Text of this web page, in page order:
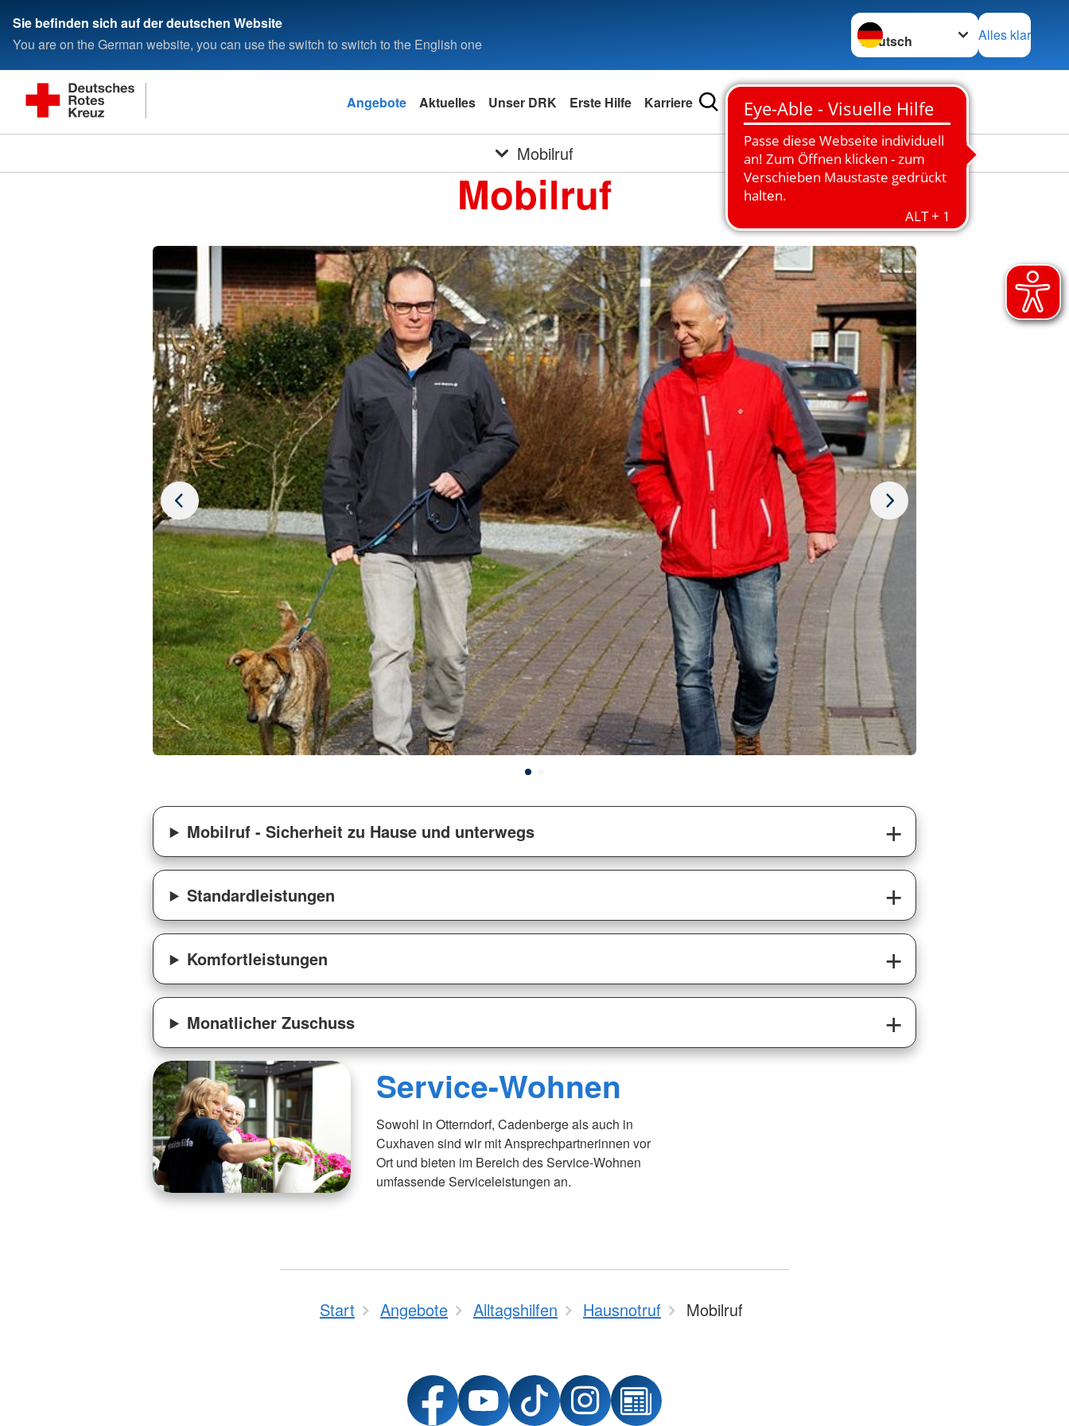
Sie befinden sich auf der deutschen Website
You are on the German website, you can use the switch to switch to the English one
Sprache wechseln zu
Alles klar
Angebote Aktuelles Unser DRK Erste Hilfe Karriere
Mobilruf
Mobilruf
Mobilruf - Sicherheit zu Hause und unterwegs
Standardleistungen
Komfortleistungen
Monatlicher Zuschuss
Service-Wohnen
Sowohl in Otterndorf, Cadenberge als auch in
Cuxhaven sind wir mit Ansprechpartnerinnen vor
Ort und bieten im Bereich des Service-Wohnen
umfassende Serviceleistungen an.
Start Angebote Alltagshilfen Hausnotruf Mobilruf